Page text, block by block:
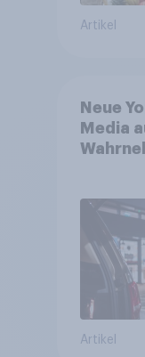
Artikel
Neue
Media
Artikel